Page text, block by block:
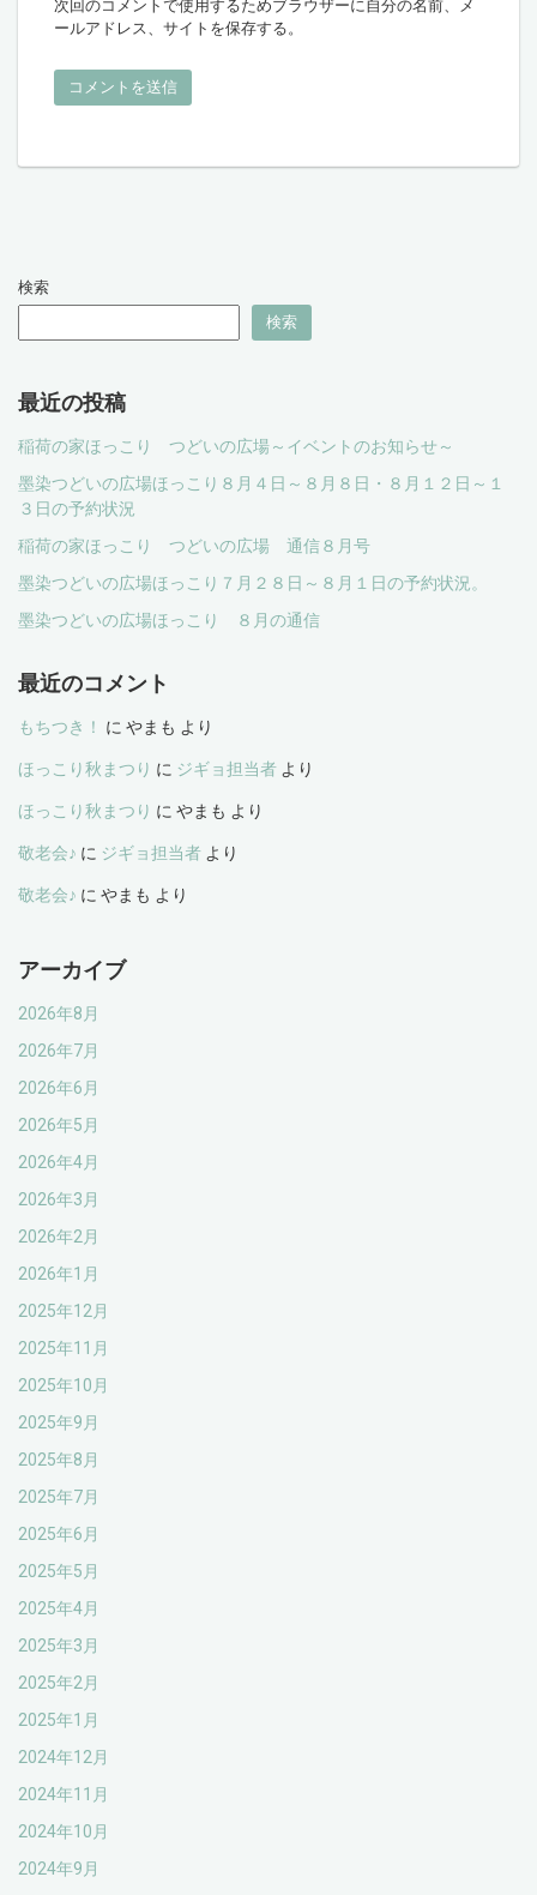
次回のコメントで使用するためブラウザーに自分の名前、メ
ールアドレス、サイトを保存する。
検索
検索
最近の投稿
稲荷の家ほっこり つどいの広場～イベントのお知らせ～
墨染つどいの広場ほっこり８月４日～８月８日・８月１２日～１
３日の予約状況
稲荷の家ほっこり つどいの広場 通信８月号
墨染つどいの広場ほっこり７月２８日～８月１日の予約状況。
墨染つどいの広場ほっこり ８月の通信
最近のコメント
もちつき！ に やまも より
ほっこり秋まつり に ジギョ担当者 より
ほっこり秋まつり に やまも より
敬老会♪ に ジギョ担当者 より
敬老会♪ に やまも より
アーカイブ
2026年8月
2026年7月
2026年6月
2026年5月
2026年4月
2026年3月
2026年2月
2026年1月
2025年12月
2025年11月
2025年10月
2025年9月
2025年8月
2025年7月
2025年6月
2025年5月
2025年4月
2025年3月
2025年2月
2025年1月
2024年12月
2024年11月
2024年10月
2024年9月